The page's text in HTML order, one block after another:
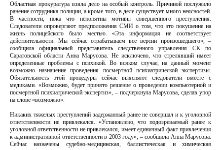
Областная прокуратура взяла дело на особый контроль. Причиной послужило
ранение сотрудника полиции, а кроме того, в деле существует много неясностей.
В частности, пока что непонятны мотивы совершенного преступления.
Следователи опровергают предположения СМИ о том, что это покушение на
жизнь полицейского было местью. «Эта информация не соответствует
действительности. Мы сейчас отрабатываем все версии произошедшего», –
сообщила официальный представитель следственного управления СК по
Саратовской области Анна Марусова. Не исключено, что стрелявший имеет
определенные проблемы с психикой. Во всяком случае, на данный момент
возможно назначение проведения посмертной психиатрической экспертизы.
Обязательность этой процедуры сейчас выясняют следователи вместе с
медиками. «Возможно, будет принято решение о проведении компьютерной и
посмертной психиатрической экспертиз», – подчеркнула Марусова, сделав упор
на слове «возможно».
Никаких тяжелых преступлений задержанный ранее не совершал и к уголовной
ответственности не привлекался. «Установлено, что подозреваемый ранее к
уголовной ответственности не привлекался, имеет единичный факт привлечения
к административной ответственности в 2003 году», – сообщила Анна Марусова.
Сейчас назначены судебно-медицинская, баллистическая и химическая